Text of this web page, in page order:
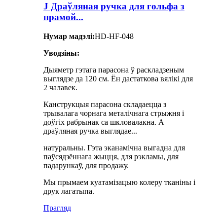
J Драўляная ручка для гольфа з
прамой...
Нумар мадэлі:HD-HF-048
Уводзіны:
Дыяметр гэтага парасона ў раскладзеным
выглядзе да 120 см. Ён дастаткова вялікі для
2 чалавек.
Канструкцыя парасона складаецца з
трывалага чорнага металічнага стрыжня і
доўгіх рабрынак са шкловалакна. А
драўляная ручка выглядае...
натуральны. Гэта эканамічна выгадна для
паўсядзённага жыцця, для рэкламы, для
падарункаў, для продажу.
Мы прымаем куатамізацыю колеру тканіны і
друк лагатыпа.
Прагляд